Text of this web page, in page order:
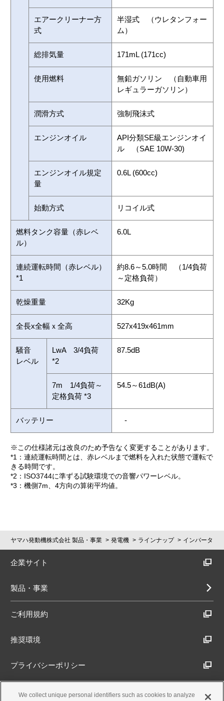
エアークリーナー方
式
半湿式 （ウレタンフォー
ム）
総排気量 171mL (171cc)
使用燃料
無鉛ガソリン （自動車用
レギュラーガソリン）
潤滑方式 強制飛沫式
エンジンオイル
API分類SE級エンジンオイ
ル （SAE 10W-30)
エンジンオイル規定
量
0.6L (600cc)
始動方式 リコイル式
燃料タンク容量（赤レベ
ル）
6.0L
連続運転時間（赤レベル）
*1
約8.6～5.0時間 （1/4負荷
～定格負荷）
乾燥重量 32Kg
全長x全幅ｘ全高 527x419x461mm
騒音
レベル
LwA 3/4負荷
*2
87.5dB
7m 1/4負荷～
定格負荷 *3
54.5～61dB(A)
バッテリー -
※この仕様諸元は改良のため予告なく変更することがあります。
*1：連続運転時間とは、赤レベルまで燃料を入れた状態で運転で
きる時間です。
*2：ISO3744に準ずる試験環境での音響パワーレベル。
*3：機側7m、4方向の算術平均値。
ヤマハ発動機株式会社 製品・事業 発電機 ラインナップ インバータ
企業サイト
製品・事業
ご利用規約
推奨環境
プライバシーポリシー
Cookieポリシー
We collect unique personal identifiers such as cookies to analyze